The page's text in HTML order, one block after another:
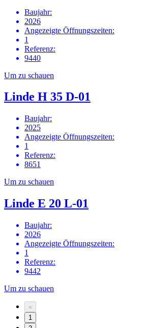
Baujahr:
2026
Angezeigte Öffnungszeiten:
1
Referenz:
9440
Um zu schauen
Linde H 35 D-01
Baujahr:
2025
Angezeigte Öffnungszeiten:
1
Referenz:
8651
Um zu schauen
Linde E 20 L-01
Baujahr:
2026
Angezeigte Öffnungszeiten:
1
Referenz:
9442
Um zu schauen
«
1